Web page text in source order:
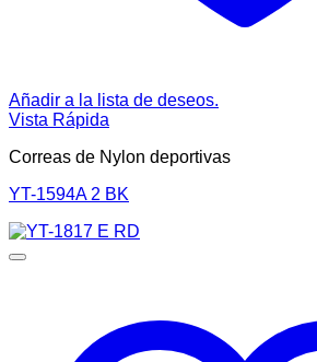
Añadir a la lista de deseos.
Vista Rápida
Correas de Nylon deportivas
YT-1594A 2 BK